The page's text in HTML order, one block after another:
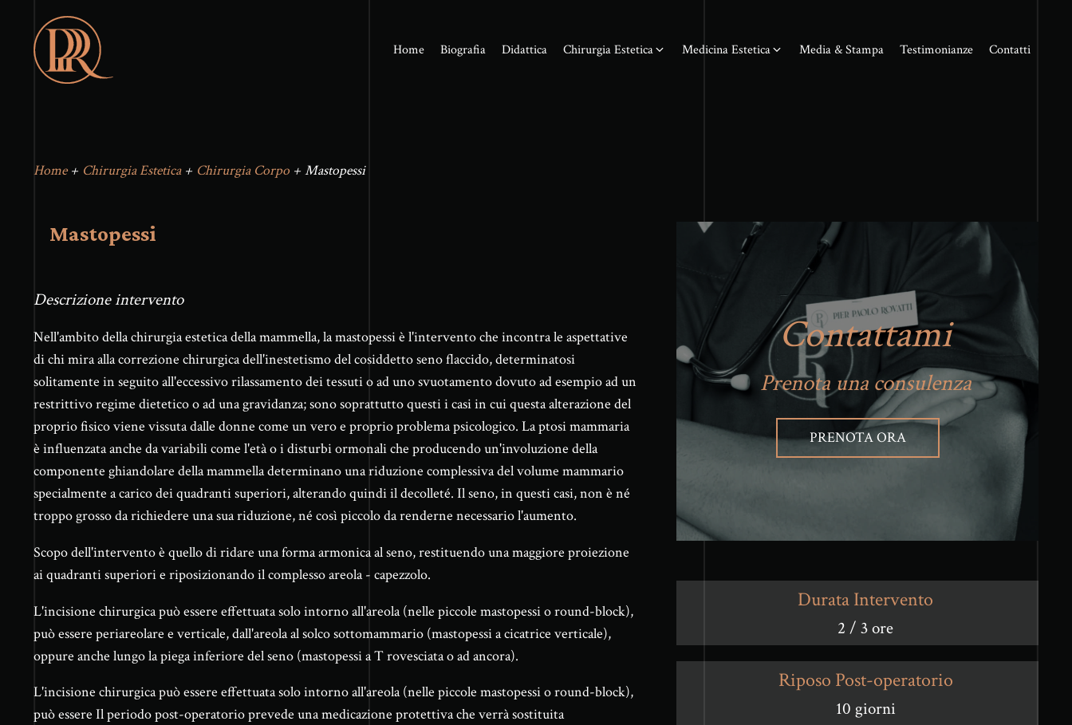
Home Biografia Didattica Chirurgia Estetica Medicina Estetica Media & Stampa Testimonianze Contatti
Home + Chirurgia Estetica+ Chirurgia Corpo+ Mastopessi
Mastopessi
Descrizione intervento
Nell'ambito della chirurgia estetica della mammella, la mastopessi è l'intervento che incontra le aspettative
di chi mira alla correzione chirurgica dell'inestetismo del cosiddetto seno flaccido, determinatosi
solitamente in seguito all'eccessivo rilassamento dei tessuti o ad uno svuotamento dovuto ad esempio ad un
restrittivo regime dietetico o ad una gravidanza; sono soprattutto questi i casi in cui questa alterazione del
proprio fisico viene vissuta dalle donne come un vero e proprio problema psicologico. La ptosi mammaria
è influenzata anche da variabili come l'età o i disturbi ormonali che producendo un'involuzione della
componente ghiandolare della mammella determinano una riduzione complessiva del volume mammario
specialmente a carico dei quadranti superiori, alterando quindi il decolleté. Il seno, in questi casi, non è né
troppo grosso da richiedere una sua riduzione, né così piccolo da renderne necessario l'aumento.
Scopo dell'intervento è quello di ridare una forma armonica al seno, restituendo una maggiore proiezione
ai quadranti superiori e riposizionando il complesso areola - capezzolo.
L'incisione chirurgica può essere effettuata solo intorno all'areola (nelle piccole mastopessi o round-block),
può essere periareolare e verticale, dall'areola al solco sottomammario (mastopessi a cicatrice verticale),
oppure anche lungo la piega inferiore del seno (mastopessi a T rovesciata o ad ancora).
L'incisione chirurgica può essere effettuata solo intorno all'areola (nelle piccole mastopessi o round-block),
può essere Il periodo post-operatorio prevede una medicazione protettiva che verrà sostituita
Contattami
Prenota una consulenza
PRENOTA ORA
Durata Intervento
2 / 3 ore
Riposo Post-operatorio
10 giorni